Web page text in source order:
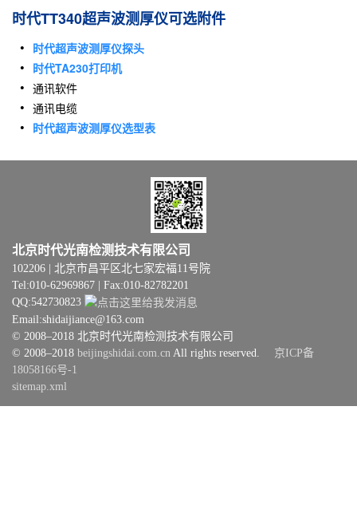
时代TT340超声波测厚仪可选附件
时代超声波测厚仪探头
时代TA230打印机
通讯软件
通讯电缆
时代超声波测厚仪选型表
北京时代光南检测技术有限公司
102206 | 北京市昌平区北七家宏福11号院
Tel:010-62969867 | Fax:010-82782201
QQ:542730823
Email:shidaijiance@163.com
© 2008–2018 北京时代光南检测技术有限公司
© 2008–2018 beijingshidai.com.cn All rights reserved. 京ICP备
18058166号-1
sitemap.xml